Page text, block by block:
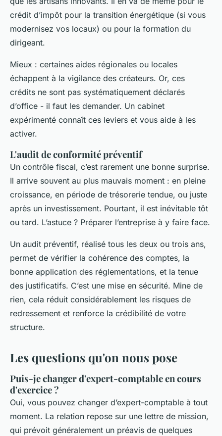
crédit d’impôt pour la transition énergétique (si vous
modernisez vos locaux) ou pour la formation du
dirigeant.
Mieux : certaines aides régionales ou locales
échappent à la vigilance des créateurs. Or, ces
crédits ne sont pas systématiquement déclarés
d’office - il faut les demander. Un cabinet
expérimenté connaît ces leviers et vous aide à les
activer.
L'audit de conformité préventif
Un contrôle fiscal, c’est rarement une bonne surprise.
Il arrive souvent au plus mauvais moment : en pleine
croissance, en période de trésorerie tendue, ou juste
après un investissement. Pourtant, il est inévitable tôt
ou tard. L’astuce ? Préparer l’entreprise à y faire face.
Un audit préventif, réalisé tous les deux ou trois ans,
permet de vérifier la cohérence des comptes, la
bonne application des réglementations, et la tenue
des justificatifs. C’est une mise en sécurité. Mine de
rien, cela réduit considérablement les risques de
redressement et renforce la crédibilité de votre
structure.
Les questions qu'on nous pose
Puis-je changer d'expert-comptable en cours
d'exercice ?
Oui, vous pouvez changer d’expert-comptable à tout
moment. La relation repose sur une lettre de mission,
qui prévoit généralement un préavis de quelques